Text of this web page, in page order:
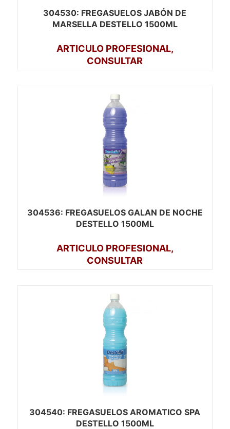
304530: FREGASUELOS JABÓN DE
MARSELLA DESTELLO 1500ML
ARTICULO PROFESIONAL,
CONSULTAR
304536: FREGASUELOS GALAN DE NOCHE
DESTELLO 1500ML
ARTICULO PROFESIONAL,
CONSULTAR
304540: FREGASUELOS AROMATICO SPA
DESTELLO 1500ML